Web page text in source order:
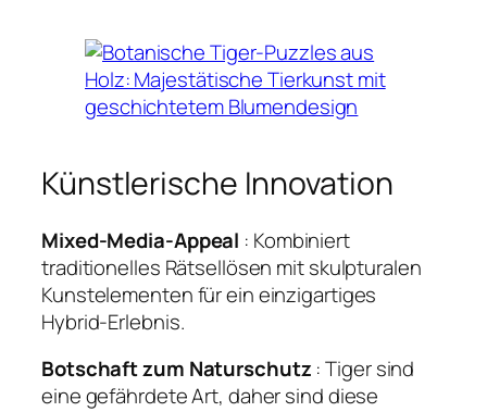
Künstlerische Innovation
Mixed-Media-Appeal : Kombiniert
traditionelles Rätsellösen mit skulpturalen
Kunstelementen für ein einzigartiges
Hybrid-Erlebnis.
Botschaft zum Naturschutz : Tiger sind
eine gefährdete Art, daher sind diese